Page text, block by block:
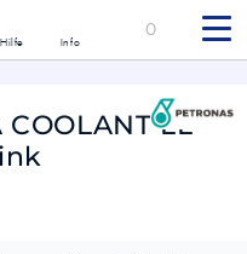
Hilfe Info
0
LL